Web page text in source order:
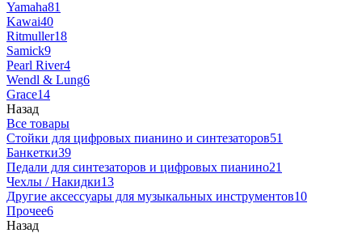
Yamaha81
Kawai40
Ritmuller18
Samick9
Pearl River4
Wendl & Lung6
Grace14
Назад
Все товары
Стойки для цифровых пианино и синтезаторов51
Банкетки39
Педали для синтезаторов и цифровых пианино21
Чехлы / Накидки13
Другие аксессуары для музыкальных инструментов10
Прочее6
Назад